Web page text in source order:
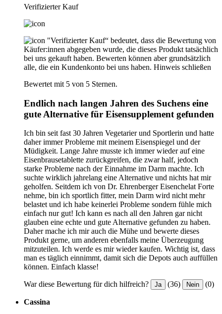
Verifizierter Kauf
"Verifizierter Kauf“ bedeutet, dass die Bewertung von
Käufer:innen abgegeben wurde, die dieses Produkt tatsächlich
bei uns gekauft haben. Bewerten können aber grundsätzlich
alle, die ein Kundenkonto bei uns haben. Hinweis schließen
Bewertet mit 5 von 5 Sternen.
Endlich nach langen Jahren des Suchens eine
gute Alternative für Eisensupplement gefunden
Ich bin seit fast 30 Jahren Vegetarier und Sportlerin und hatte
daher immer Probleme mit meinem Eisenspiegel und der
Müdigkeit. Lange Jahre musste ich immer wieder auf eine
Eisenbrausetablette zurückgreifen, die zwar half, jedoch
starke Probleme nach der Einnahme im Darm machte. Ich
suchte wirklich jahrelang eine Alternative und nichts hat mir
geholfen. Seitdem ich von Dr. Ehrenberger Eisenchelat Forte
nehme, bin ich sportlich fitter, mein Darm wird nicht mehr
belastet und ich habe keinerlei Probleme sondern fühle mich
einfach nur gut! Ich kann es nach all den Jahren gar nicht
glauben eine echte und gute Alternative gefunden zu haben.
Daher mache ich mir auch die Mühe und bewerte dieses
Produkt gerne, um anderen ebenfalls meine Überzeugung
mitzuteilen. Ich werde es mir wieder kaufen. Wichtig ist, dass
man es täglich einnimmt, damit sich die Depots auch auffüllen
können. Einfach klasse!
War diese Bewertung für dich hilfreich? Ja (36) Nein (0)
Cassina